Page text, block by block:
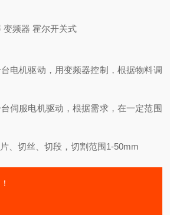
变频器 霍尔开关式
电机驱动，用变频器控制，根据物料调
伺服电机驱动，根据需求，在一定范围
、切丝、切段，切割范围1-50mm